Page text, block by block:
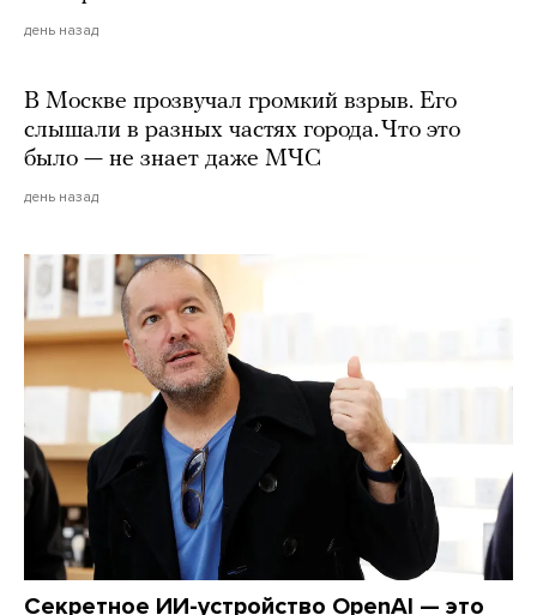
день назад
В Москве прозвучал громкий взрыв. Его
слышали в разных частях города. Что это
было — не знает даже МЧС
день назад
Секретное ИИ-устройство OpenAI — это